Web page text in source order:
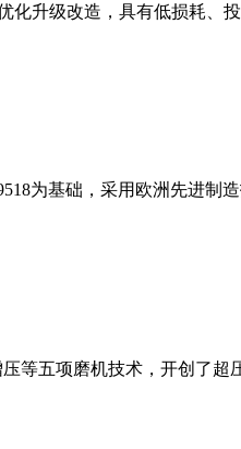
化升级改造，具有低损耗、
为基础，采用欧洲先进制
等五项磨机技术，开创了超